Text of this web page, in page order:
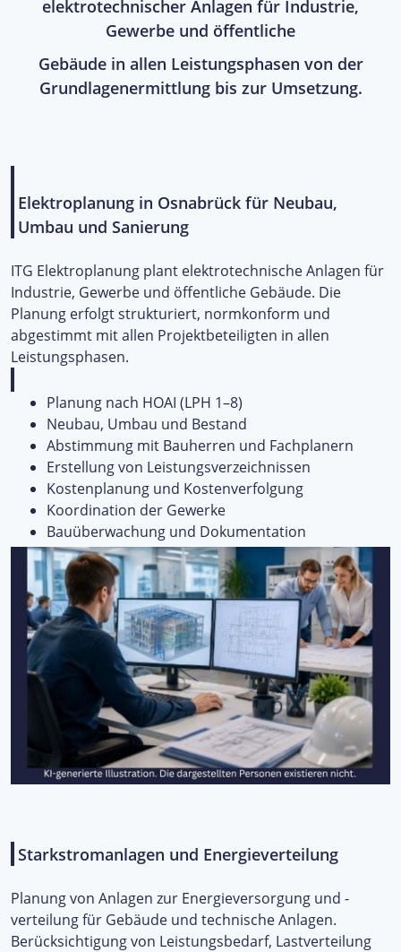
elektrotechnischer Anlagen für Industrie,
Gewerbe und öffentliche
Gebäude in allen Leistungsphasen von der
Grundlagenermittlung bis zur Umsetzung.
Elektroplanung in Osnabrück für Neubau,
Umbau und Sanierung
ITG Elektroplanung plant elektrotechnische Anlagen für
Industrie, Gewerbe und öffentliche Gebäude. Die
Planung erfolgt strukturiert, normkonform und
abgestimmt mit allen Projektbeteiligten in allen
Leistungsphasen.
Planung nach HOAI (LPH 1–8)
Neubau, Umbau und Bestand
Abstimmung mit Bauherren und Fachplanern
Erstellung von Leistungsverzeichnissen
Kostenplanung und Kostenverfolgung
Koordination der Gewerke
Bauüberwachung und Dokumentation
Starkstromanlagen und Energieverteilung
Planung von Anlagen zur Energieversorgung und -
verteilung für Gebäude und technische Anlagen.
Berücksichtigung von Leistungsbedarf, Lastverteilung